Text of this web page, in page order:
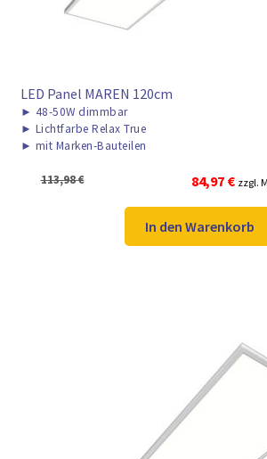
LED Panel MAREN 120cm
► 48-50W dimmbar
► Lichtfarbe Relax True
► mit Marken-Bauteilen
113,98€
war:
113,98 €
84,97 €
ist:
84,97
zzgl.
In den Warenkorb